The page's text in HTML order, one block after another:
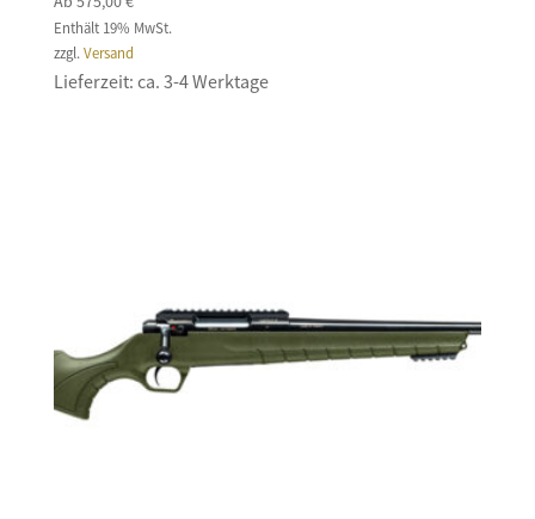
Enthält 19% MwSt.
zzgl. Versand
Lieferzeit: ca. 3-4 Werktage